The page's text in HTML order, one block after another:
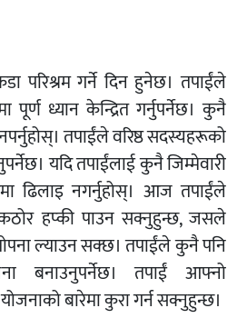
परिश्रम गर्ने दिन हुनेछ। तपाईंले
पूर्ण ध्यान केन्द्रित गर्नुपर्नेछ। कुनै
तपाईंले वरिष्ठ सदस्यहरूको
यदि तपाईंलाई कुनै जिम्मेवारी
ढिलाइ नगर्नुहोस्। आज तपाईंले
हप्की पाउन सक्नुहुन्छ, जसले
ल्याउन सक्छ। तपाईंले कुनै पनि
बनाउनुपर्नेछ। तपाईं आफ्नो
बारेमा कुरा गर्न सक्नुहुन्छ।